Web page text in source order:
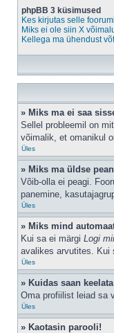
phpBB 3 küsimused
Kes kirjutas selle
Miks ei ole siin X
Kellega ma ühendust
» Miks ma ei saa
Sellel probleemil on
võimalik, et omanikul
Üles
» Miks ma üldse
Võib-olla ei peagi.
panemine,
Üles
» Miks mind
Kui sa ei märgi Logi
avalikes arvutites. Kui
Üles
» Kuidas saan
Oma profiilist leiad sa
Üles
» Kaotasin parooli!